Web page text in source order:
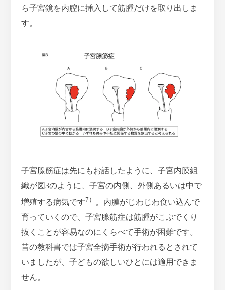
ら子宮鏡を内腔に挿入して筋腫だけを取り出しま
す。
子宮腺筋症は先にもお話したように、子宮内膜組
織が図3のように、子宮の内側、外側あるいは中で
増殖する病気です7）
。内膜がじわじわ食い込んで
育っていくので、子宮腺筋症は筋腫がこぶでくり
抜くことが容易なのにくらべて手術が困難です。
昔の教科書では子宮全摘手術が行われるとされて
いましたが、子どもの欲しいひとには適用できま
せん。